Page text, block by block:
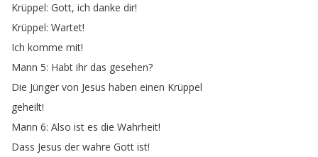
Krüppel: Gott, ich danke dir!
Krüppel: Wartet!
Ich komme mit!
Mann 5: Habt ihr das gesehen?
Die Jünger von Jesus haben einen Krüppel
geheilt!
Mann 6: Also ist es die Wahrheit!
Dass Jesus der wahre Gott ist!